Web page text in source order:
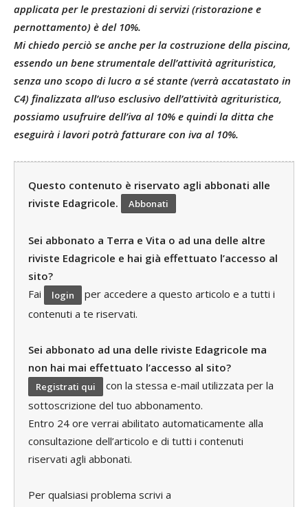
applicata per le prestazioni di servizi (ristorazione e
pernottamento) è del 10%.
Mi chiedo perciò se anche per la costruzione della piscina,
essendo un bene strumentale dell’attività agrituristica,
senza uno scopo di lucro a sé stante (verrà accatastato in
C4) finalizzata all’uso esclusivo dell’attività agrituristica,
possiamo usufruire dell’iva al 10% e quindi la ditta che
eseguirà i lavori potrà fatturare con iva al 10%.
Questo contenuto è riservato agli abbonati alle
riviste Edagricole.
Abbonati
Sei abbonato a Terra e Vita o ad una delle altre
riviste Edagricole e hai già effettuato l’accesso al
sito?
Fai
login
per accedere a questo articolo e a tutti i
contenuti a te riservati.
Sei abbonato ad una delle riviste Edagricole ma
non hai mai effettuato l’accesso al sito?
Registrati qui
con la stessa e-mail utilizzata per la
sottoscrizione del tuo abbonamento.
Entro 24 ore verrai abilitato automaticamente alla
consultazione dell’articolo e di tutti i contenuti
riservati agli abbonati.
Per qualsiasi problema scrivi a